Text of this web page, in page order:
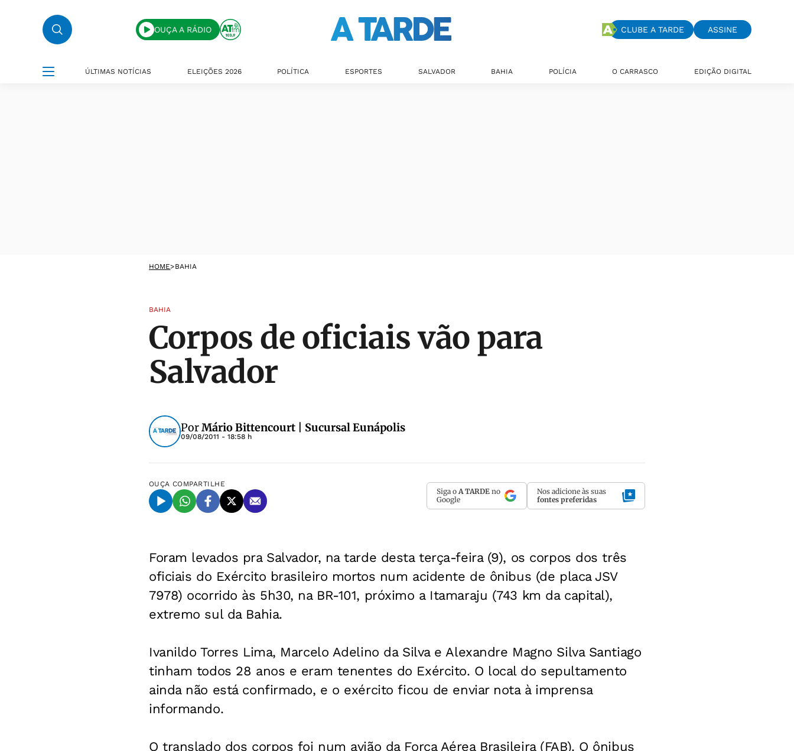
OUÇA A RÁDIO CLUBE A TARDE ASSINE
ÚLTIMAS NOTÍCIAS ELEIÇÕES 2026 POLÍTICA ESPORTES SALVADOR BAHIA POLÍCIA O CARRASCO EDIÇÃO DIGITAL
HOME>BAHIA
BAHIA
Corpos de oficiais vão para
Salvador
PorMário Bittencourt | Sucursal Eunápolis
09/08/2011 - 18:58 h
OUÇA COMPARTILHE
Siga o A TARDE no
Google
Nos adicione às suas
fontes preferidas
Foram levados pra Salvador, na tarde desta terça-feira (9), os corpos dos três
oficiais do Exército brasileiro mortos num acidente de ônibus (de placa JSV
7978) ocorrido às 5h30, na BR-101, próximo a Itamaraju (743 km da capital),
extremo sul da Bahia.
Ivanildo Torres Lima, Marcelo Adelino da Silva e Alexandre Magno Silva Santiago
tinham todos 28 anos e eram tenentes do Exército. O local do sepultamento
ainda não está confirmado, e o exército ficou de enviar nota à imprensa
informando.
O translado dos corpos foi num avião da Força Aérea Brasileira (FAB). O ônibus